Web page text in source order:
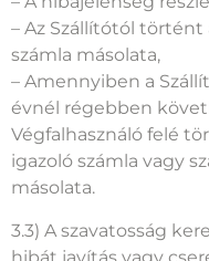
– A hibajelenség
– Az Szállítótól
számla másolata,
– Amennyiben a
évnél régebben
Végfalhasználó felé
igazoló számla vagy
3.3) A szavatosság